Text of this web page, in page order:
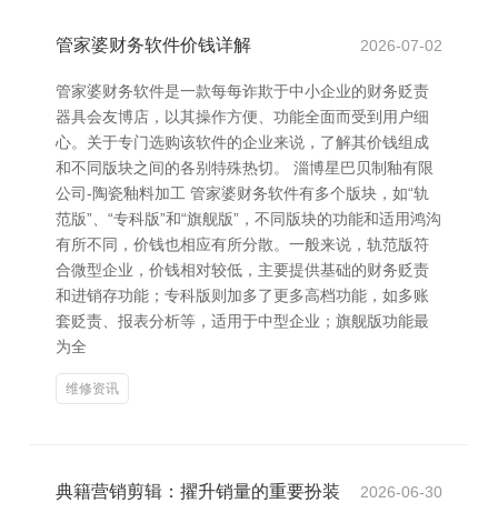
管家婆财务软件价钱详解 2026-07-02
管家婆财务软件是一款每每诈欺于中小企业的财务贬责
器具会友博店，以其操作方便、功能全面而受到用户细
心。关于专门选购该软件的企业来说，了解其价钱组成
和不同版块之间的各别特殊热切。 淄博星巴贝制釉有限
公司-陶瓷釉料加工 管家婆财务软件有多个版块，如“轨
范版”、“专科版”和“旗舰版”，不同版块的功能和适用鸿沟
有所不同，价钱也相应有所分散。一般来说，轨范版符
合微型企业，价钱相对较低，主要提供基础的财务贬责
和进销存功能；专科版则加多了更多高档功能，如多账
套贬责、报表分析等，适用于中型企业；旗舰版功能最
为全
维修资讯
典籍营销剪辑：擢升销量的重要扮装 2026-06-30